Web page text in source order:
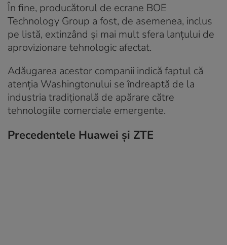
În fine, producătorul de ecrane BOE
Technology Group a fost, de asemenea, inclus
pe listă, extinzând și mai mult sfera lanțului de
aprovizionare tehnologic afectat.
Adăugarea acestor companii indică faptul că
atenția Washingtonului se îndreaptă de la
industria tradițională de apărare către
tehnologiile comerciale emergente.
Precedentele Huawei și ZTE